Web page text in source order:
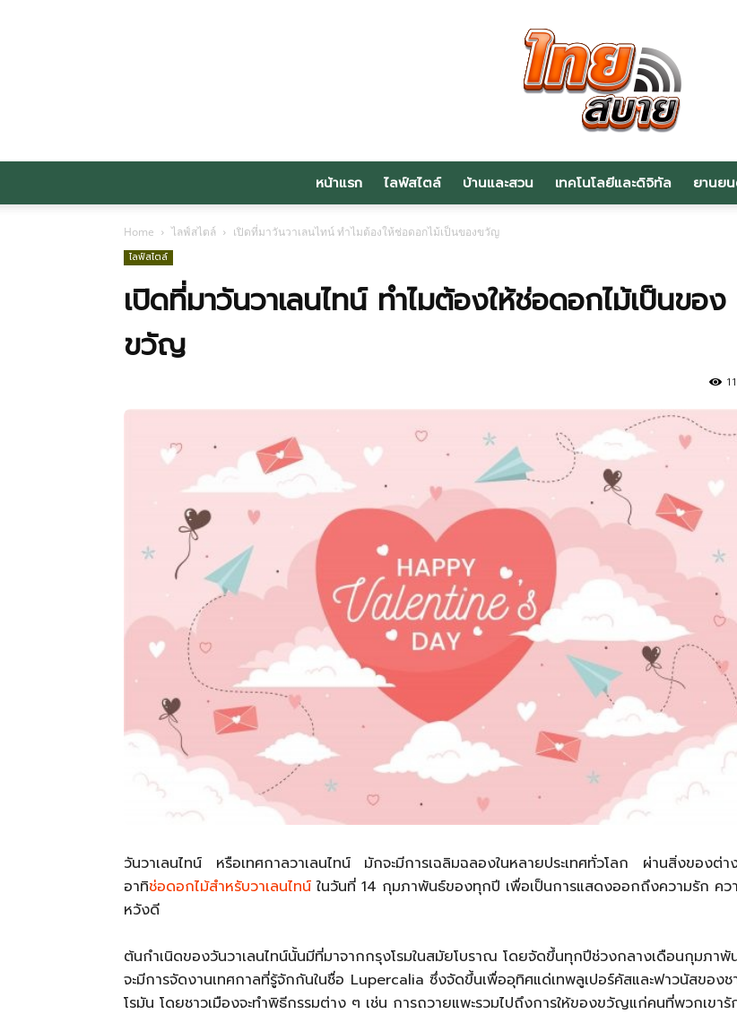
วา
ไร
ตี้
หน้าแรก ไลฟ์สไตล์ บ้านและสวน เทคโนโลยีและดิจิทัล ยานย
Home ไลฟ์สไตล์ เปิดที่มาวันวาเลนไทน์ ทำไมต้องให้ช่อดอกไม้เป็นของขวัญ
ไลฟ์สไตล์
เปิดที่มาวันวาเลนไทน์ ทำไมต้องให้ช่อดอกไม้เป็นของ
ขวัญ
วันวาเลนไทน์ หรือเทศกาลวาเลนไทน์ มักจะมีการเฉลิมฉลองในหลายประเทศทั่วโลก ผ่านสิ่งของต่า
อาทิช่อดอกไม้สำหรับวาเลนไทน์ ในวันที่ 14 กุมภาพันธ์ของทุกปี เพื่อเป็นการแสดงออกถึงความรัก คว
หวังดี
ต้นกำเนิดของวันวาเลนไทน์นั้นมีที่มาจากกรุงโรมในสมัยโบราณ โดยจัดขึ้นทุกปีช่วงกลางเดือนกุมภาพั
จะมีการจัดงานเทศกาลที่รู้จักกันในชื่อ Lupercalia ซึ่งจัดขึ้นเพื่ออุทิศแด่เทพลูเปอร์คัสและฟาวนัสของช
โรมัน โดยชาวเมืองจะทำพิธีกรรมต่าง ๆ เช่น การถวายแพะรวมไปถึงการให้ของขวัญแก่คนที่พวกเขารั